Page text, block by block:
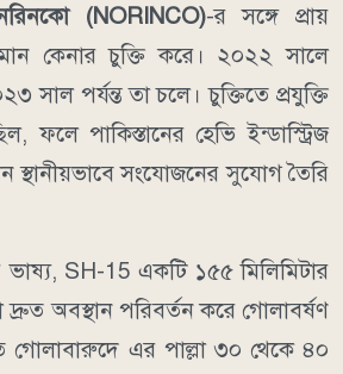
(NORINCO)-র সঙ্গে প্রায়
কেনার চুক্তি করে। ২০২২ সালে
সাল পর্যন্ত তা চলে। চুক্তিতে প্রযুক্তি
ফলে পাকিস্তানের হেভি ইন্ডাস্ট্রিজ
স্থানীয়ভাবে সংযোজনের সুযোগ তৈরি
ভাষ্য, SH-15 একটি ১৫৫ মিলিমিটার
দ্রুত অবস্থান পরিবর্তন করে গোলাবর্ষণ
গোলাবারুদে এর পাল্লা ৩০ থেকে ৪০